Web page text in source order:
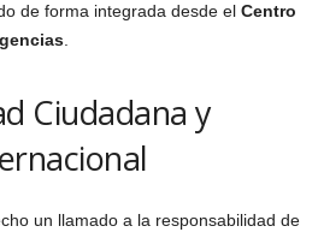
de forma integrada desde el Centro
.
Ciudadana y
un llamado a la responsabilidad de